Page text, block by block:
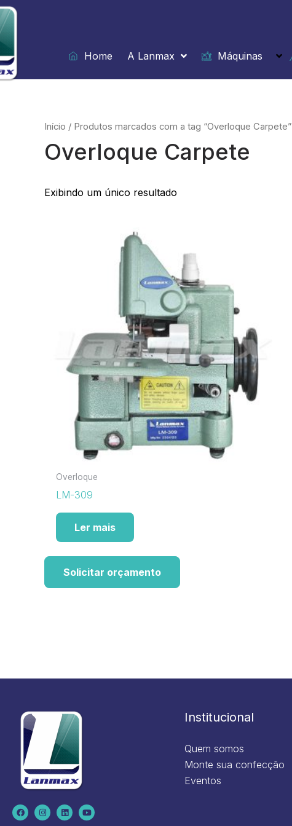
Ir
para
o
conteúdo
Home
A Lanmax Máquinas
Início / Produtos marcados com a tag “Overloque Carpete”
Overloque Carpete
Exibindo um único resultado
Overloque
LM-309
Ler mais
Solicitar orçamento
F
a
c
I
n
s
L
i
n
Y
o
u
Institucional
Quem somos
Monte sua confecção
Eventos